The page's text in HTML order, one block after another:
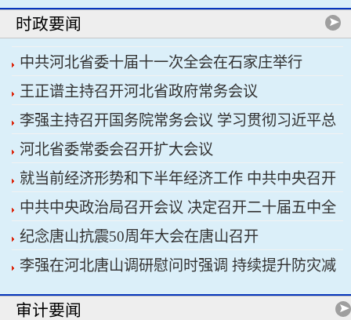
时政要闻
中共河北省委十届十一次全会在石家庄举行
王正谱主持召开河北省政府常务会议
李强主持召开国务院常务会议 学习贯彻习近平总
书记关于上半年经济形势和做好下半年经济工作的
重要讲话精神
河北省委常委会召开扩大会议
就当前经济形势和下半年经济工作 中共中央召开
党外人士座谈会 习近平主持并发表重要讲话
中共中央政治局召开会议 决定召开二十届五中全
会 分析研究当前经济形势和经济工作 中共中央总
书记习近平主持会议
纪念唐山抗震50周年大会在唐山召开
李强在河北唐山调研慰问时强调 持续提升防灾减
灾救灾能力 切实保障人民群众生命财产安全
审计要闻